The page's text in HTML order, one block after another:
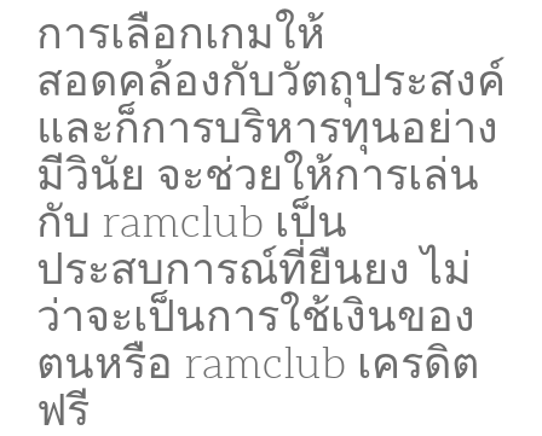
การเลือกเกมให้
สอดคล้องกับวัตถุประสงค์
และก็การบริหารทุนอย่าง
มีวินัย จะช่วยให้การเล่น
กับ ramclub เป็น
ประสบการณ์ที่ยืนยง ไม่
ว่าจะเป็นการใช้เงินของ
ตนหรือ ramclub เครดิต
ฟรี